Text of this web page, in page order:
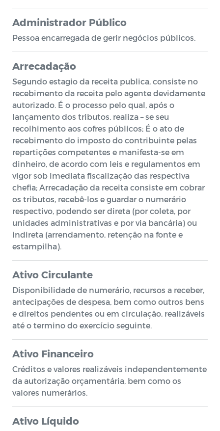
Administrador Público
Pessoa encarregada de gerir negócios públicos.
Arrecadação
Segundo estagio da receita publica, consiste no
recebimento da receita pelo agente devidamente
autorizado. É o processo pelo qual, após o
lançamento dos tributos, realiza – se seu
recolhimento aos cofres públicos; É o ato de
recebimento do imposto do contribuinte pelas
repartições competentes e manifesta-se em
dinheiro, de acordo com leis e regulamentos em
vigor sob imediata fiscalização das respectiva
chefia; Arrecadação da receita consiste em cobrar
os tributos, recebê-los e guardar o numerário
respectivo, podendo ser direta (por coleta, por
unidades administrativas e por via bancária) ou
indireta (arrendamento, retenção na fonte e
estampilha).
Ativo Circulante
Disponibilidade de numerário, recursos a receber,
antecipações de despesa, bem como outros bens
e direitos pendentes ou em circulação, realizáveis
até o termino do exercício seguinte.
Ativo Financeiro
Créditos e valores realizáveis independentemente
da autorização orçamentária, bem como os
valores numerários.
Ativo Líquido